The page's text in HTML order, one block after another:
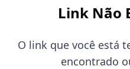
Link Não
O link que você está
encontrado